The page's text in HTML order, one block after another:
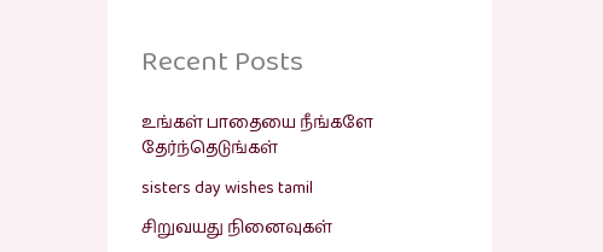
Recent Posts
உங்கள் பாதையை நீங்களே
தேர்ந்தெடுங்கள்
sisters day wishes tamil
சிறுவயது நினைவுகள்